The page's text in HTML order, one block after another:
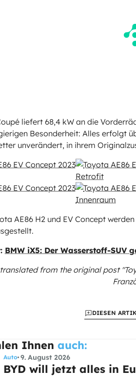
liefert 68,4 kW an die
Besonderheit: Alles erfolgt
unverändert, in ihrem
AE86 H2 und EV Concept
BMW iX5: Der Wasserstoff-SUV
translated from the originalpost
DIESEN
Ihnen auch:
Auto 9. August 2026
BYD will jetzt alles in